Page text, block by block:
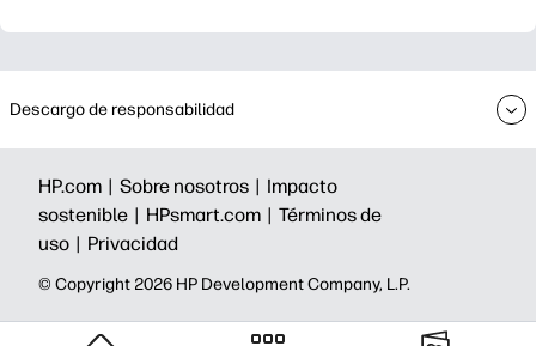
Descargo de responsabilidad
HP.com | Sobre nosotros | Impacto
sostenible | HPsmart.com | Términos de
uso | Privacidad
©️ Copyright 2026 HP Development Company, L.P.